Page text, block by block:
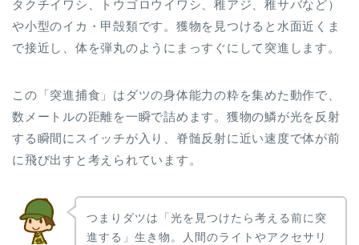
タクチイワシ、トウゴロウイワシ、稚アジ、稚サバなど）
や小型のイカ・甲殻類です。獲物を見つけると水面近くま
で接近し、体を弾丸のようにまっすぐにして突進します。
この「突進捕食」はダツの身体能力の粋を集めた動作で、
数メートルの距離を一瞬で詰めます。獲物の鱗が光を反射
する瞬間にスイッチが入り、脊髄反射に近い速度で体が前
に飛び出すと考えられています。
つまりダツは「光を見つけたら考える前に突
進する」生き物。人間のライトやアクセサリ